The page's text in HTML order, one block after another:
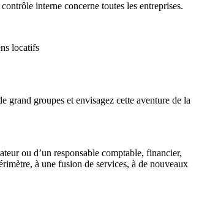
interne concerne toutes les entreprises.
locatifs
grand groupes et envisagez cette aventure de la
ou d’un responsable comptable, financier,
à une fusion de services, à de nouveaux